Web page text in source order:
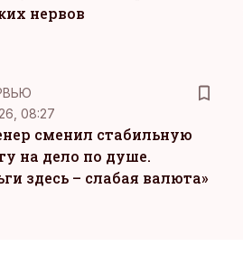
нервов
08:27
сменил стабильную
на дело по душе.
здесь – слабая валюта»